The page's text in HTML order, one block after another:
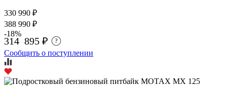
330 990 ₽
388 990 ₽
-18%
314 895 ₽ ?
Сообщить о поступлении